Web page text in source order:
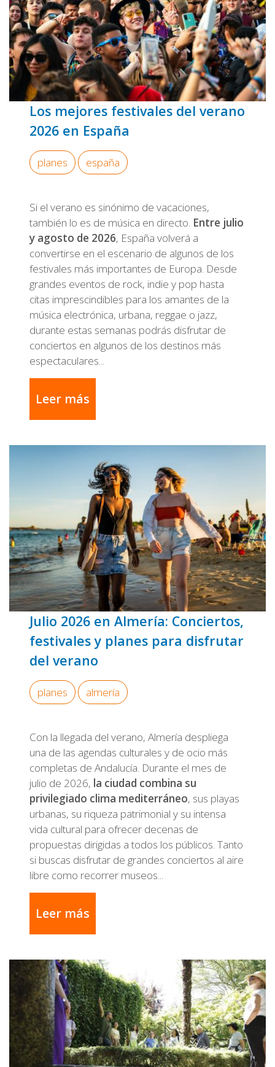
Los mejores festivales del verano
2026 en España
planes españa
Si el verano es sinónimo de vacaciones,
también lo es de música en directo. Entre julio
y agosto de 2026, España volverá a
convertirse en el escenario de algunos de los
festivales más importantes de Europa. Desde
grandes eventos de rock, indie y pop hasta
citas imprescindibles para los amantes de la
música electrónica, urbana, reggae o jazz,
durante estas semanas podrás disfrutar de
conciertos en algunos de los destinos más
espectaculares...
Leer más
Julio 2026 en Almería: Conciertos,
festivales y planes para disfrutar
del verano
planes almería
Con la llegada del verano, Almería despliega
una de las agendas culturales y de ocio más
completas de Andalucía. Durante el mes de
julio de 2026, la ciudad combina su
privilegiado clima mediterráneo, sus playas
urbanas, su riqueza patrimonial y su intensa
vida cultural para ofrecer decenas de
propuestas dirigidas a todos los públicos. Tanto
si buscas disfrutar de grandes conciertos al aire
libre como recorrer museos...
Leer más